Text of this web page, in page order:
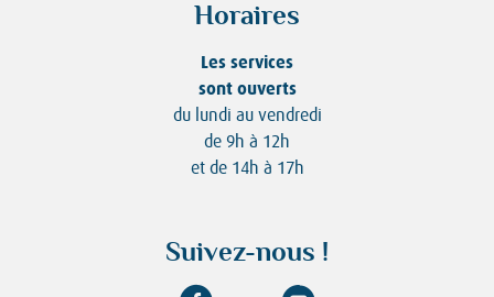
Horaires
Les services
sont ouverts
du lundi au vendredi
de 9h à 12h
et de 14h à 17h
Suivez-nous !